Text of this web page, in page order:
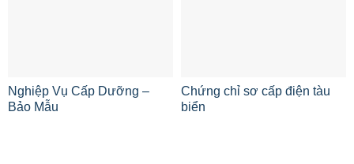
Nghiệp Vụ Cấp Dưỡng –
Bảo Mẫu
Chứng chỉ sơ cấp điện tàu
biển